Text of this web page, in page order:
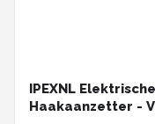
IPEXNL
Haakaanzetter -